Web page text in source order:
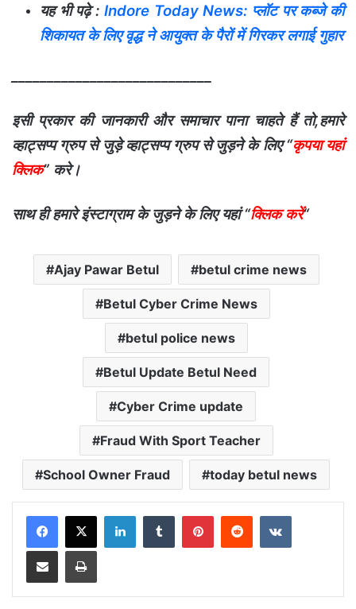
यह भी पढ़े : Indore Today News: प्लॉट पर कब्जे की
शिकायत के लिए वृद्ध ने आयुक्त के पैरों में गिरकर लगाई गुहार
इसी प्रकार की जानकारी और समाचार पाना चाहते हैं तो,हमारे
व्हाट्सप्प ग्रुप से जुड़े व्हाट्सप्प ग्रुप से जुड़ने के लिए “कृपया यहां
क्लिक” करे।
साथ ही हमारे इंस्टाग्राम के जुड़ने के लिए यहां “क्लिक करें“
Ajay Pawar Betul betul crime news
Betul Cyber Crime News
betul police news
Betul Update Betul Need
Cyber Crime update
Fraud With Sport Teacher
School Owner Fraud today betul news